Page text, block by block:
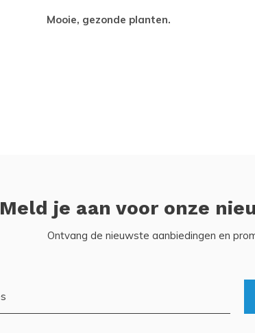
Mooie, gezonde planten.
Meld je aan voor onze
Ontvang de nieuwste aanbiedingen en